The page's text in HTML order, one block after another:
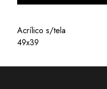
Acrílico s/tela
49x39